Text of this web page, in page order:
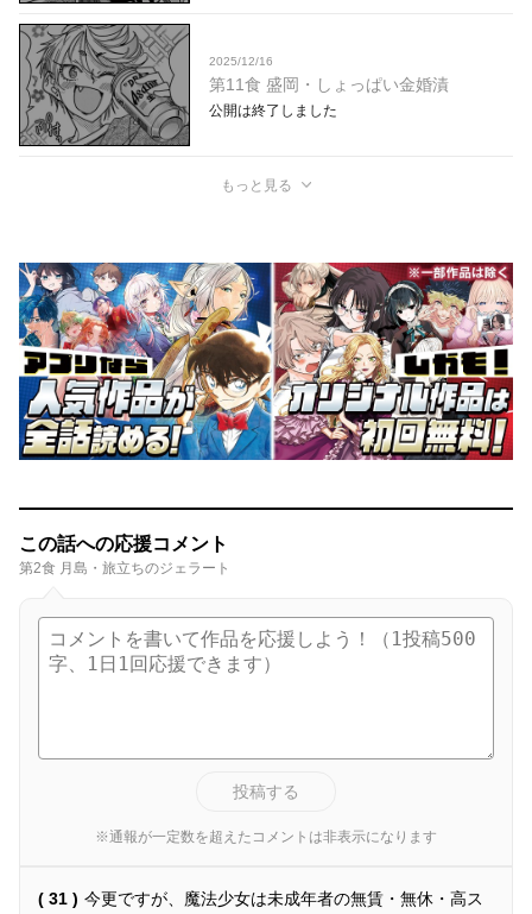
2025/12/16
第11食 盛岡・しょっぱい金婚漬
公開は終了しました
もっと見る
この話への応援コメント
第2食 月島・旅立ちのジェラート
投稿する
※通報が一定数を超えたコメントは非表示になります
( 31 ) 今更ですが、魔法少女は未成年者の無賃・無休・高ス